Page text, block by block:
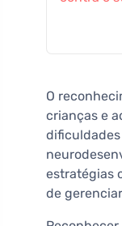
O
crianças e
estratégias
de